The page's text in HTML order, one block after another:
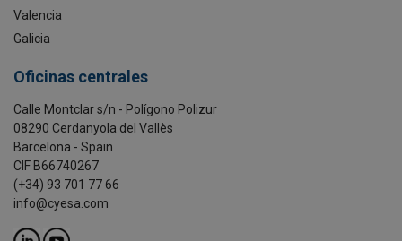
Valencia
Galicia
Oficinas centrales
Calle Montclar s/n - Polígono Polizur
08290 Cerdanyola del Vallès
Barcelona - Spain
CIF B66740267
(+34) 93 701 77 66
info@cyesa.com